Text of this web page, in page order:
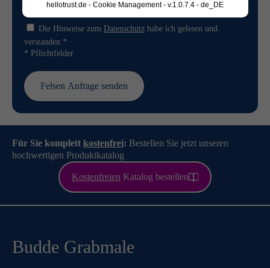
Die Hinweise zum Datenschutz habe ich gelesen und
verstanden.*
* Pflichtfelder
Für Sie komplett kostenfrei: Bestellen Sie jetzt unseren
hochwertigen Produktkatalog
Kostenfreien Katalog bestellen
Budde Grabmale
hellotrust.de - Cookie Management - v.1.0.7.4 - de_DE